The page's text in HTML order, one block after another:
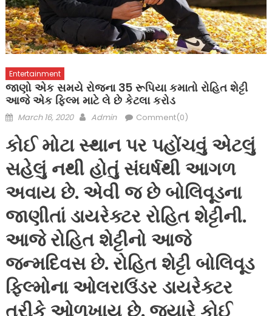
Entertainment
જાણો એક સમયે રોજના 35 રૂપિયા કમાતો રોહિત શેટ્ટી
આજે એક ફિલ્મ માટે લે છે કેટલા કરોડ
Posted
March 16, 2020 Author
Admin Comment(0)
કોઈ મોટા સ્થાન પર પહોંચવું એટલું
સહેલું નથી હોતું સંઘર્ષથી આગળ
અવાય છે. એવી જ છે બોલિવૂડના
જાણીતાં ડાયરેક્ટર રોહિત શેટ્ટીની.
આજે રોહિત શેટ્ટીનો આજે
જન્મદિવસ છે. રોહિત શેટ્ટી બોલિવૂડ
ફિલ્મોના ઓલરાઉંડર ડાયરેક્ટર